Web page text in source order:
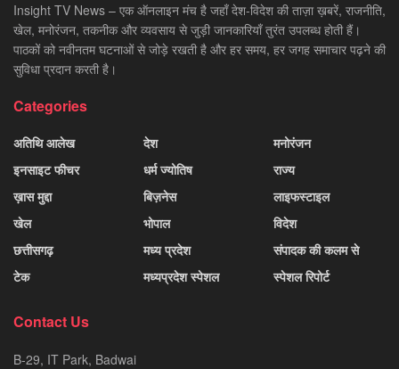
Insight TV News – एक ऑनलाइन मंच है जहाँ देश-विदेश की ताज़ा ख़बरें, राजनीति,
खेल, मनोरंजन, तकनीक और व्यवसाय से जुड़ी जानकारियाँ तुरंत उपलब्ध होती हैं।
पाठकों को नवीनतम घटनाओं से जोड़े रखती है और हर समय, हर जगह समाचार पढ़ने की
सुविधा प्रदान करती है।
Categories
अतिथि आलेख
इनसाइट फीचर
ख़ास मुद्दा
खेल
छत्तीसगढ़
टेक
देश
धर्म ज्योतिष
बिज़नेस
भोपाल
मध्य प्रदेश
मध्यप्रदेश स्पेशल
मनोरंजन
राज्य
लाइफस्टाइल
विदेश
संपादक की कलम से
स्पेशल रिपोर्ट
Contact Us
B-29, IT Park, Badwai